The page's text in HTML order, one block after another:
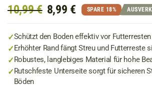
10,99 € 8,99 € SPARE 18%
✓Schützt den Boden effektiv vor
✓Erhöhter Rand fängt Streu und Futterreste
✓Robustes, langlebiges Material für hohe
✓Rutschfeste Unterseite sorgt für sicheren
Böden